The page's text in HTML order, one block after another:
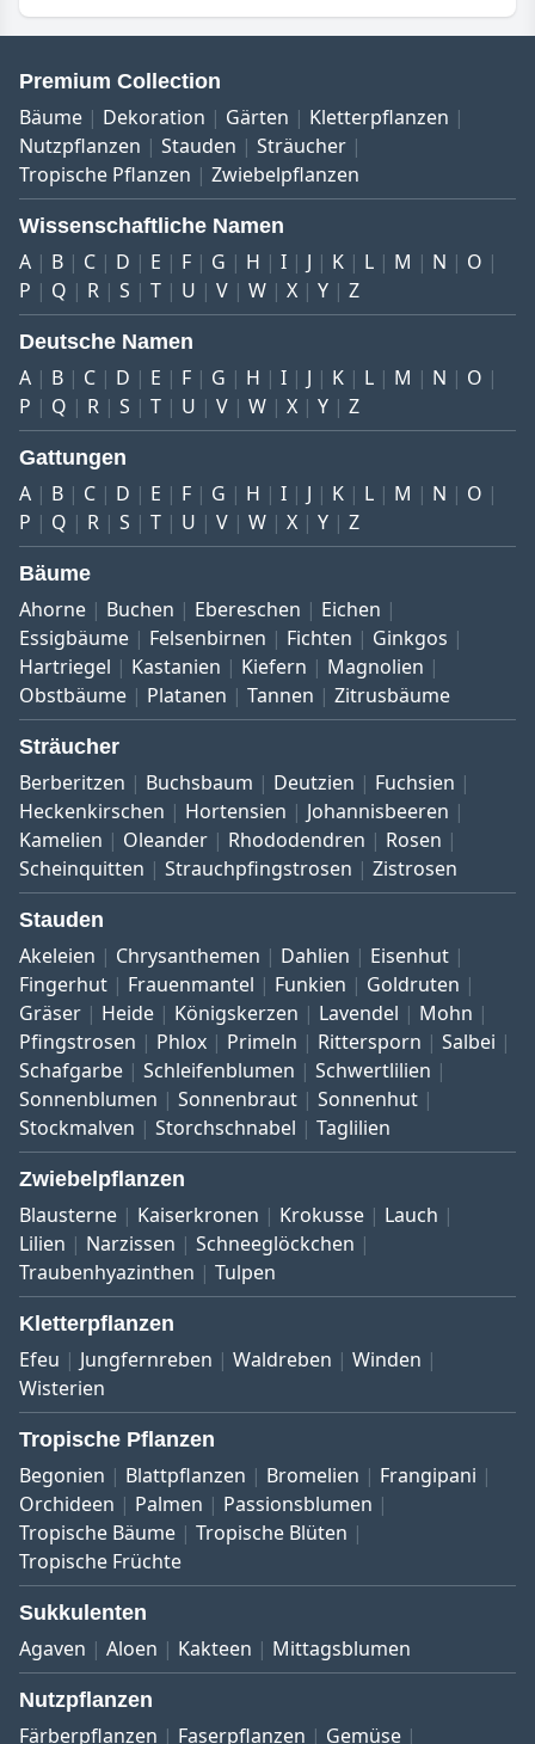
Premium Collection
Bäume Dekoration Gärten
Kletterpflanzen
Nutzpflanzen
Stauden
Sträucher
Tropische Pflanzen
Zwiebelpflanzen
Wissenschaftliche Namen
A B C D E F G H I J K L M N
O
P
Q R S T U V W X Y Z
Deutsche Namen
A B C D E F G H I J K L M N
O
P
Q R S T U V W X Y Z
Gattungen
A B C D E F G H I J K L M N
O
P
Q R S T U V W X Y Z
Bäume
Ahorne Buchen Ebereschen
Eichen
Essigbäume
Felsenbirnen Fichten
Ginkgos
Hartriegel
Kastanien Kiefern
Magnolien
Obstbäume
Platanen Tannen Zitrusbäume
Sträucher
Berberitzen Buchsbaum Deutzien
Fuchsien
Heckenkirschen
Hortensien
Johannisbeeren
Kamelien
Oleander Rhododendren
Rosen
Scheinquitten
Strauchpfingstrosen Zistrosen
Stauden
Akeleien Chrysanthemen Dahlien
Eisenhut
Fingerhut
Frauenmantel Funkien
Goldruten
Gräser
Heide Königskerzen Lavendel
Mohn
Pfingstrosen
Phlox Primeln Rittersporn
Salbei
Schafgarbe
Schleifenblumen
Schwertlilien
Sonnenblumen
Sonnenbraut
Sonnenhut
Stockmalven
Storchschnabel Taglilien
Zwiebelpflanzen
Blausterne Kaiserkronen Krokusse
Lauch
Lilien
Narzissen
Schneeglöckchen
Traubenhyazinthen
Tulpen
Kletterpflanzen
Efeu Jungfernreben Waldreben
Winden
Wisterien
Tropische Pflanzen
Begonien Blattpflanzen Bromelien
Frangipani
Orchideen
Palmen
Passionsblumen
Tropische Bäume
Tropische Blüten
Tropische Früchte
Sukkulenten
Agaven Aloen Kakteen Mittagsblumen
Nutzpflanzen
Färberpflanzen Faserpflanzen
Gemüse